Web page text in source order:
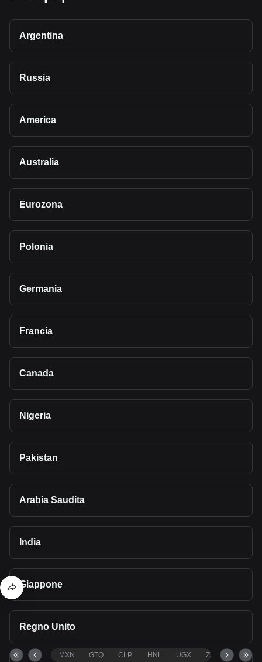
Argentina
Russia
America
Australia
Eurozona
Polonia
Germania
Francia
Canada
Nigeria
Pakistan
Arabia Saudita
India
Giappone
Regno Unito
MXN GTQ CLP HNL UGX ZAR TND